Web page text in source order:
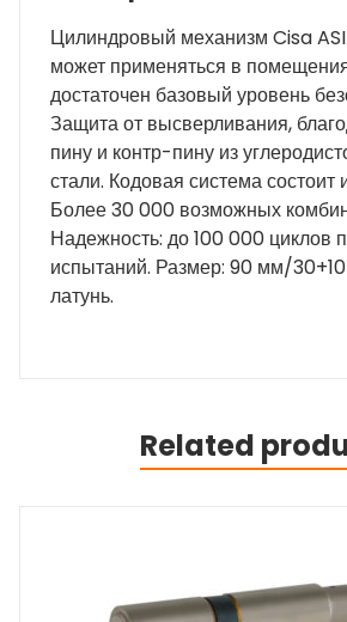
Цилиндровый механизм Cisa
может применяться в
достаточен базовый уровень
Защита от высверливания,
пину и контр-пину из
стали. Кодовая система состоит
Более 30 000 возможных
Надежность: до 100 000 циклов
испытаний. Размер: 90 мм/
латунь.
Related